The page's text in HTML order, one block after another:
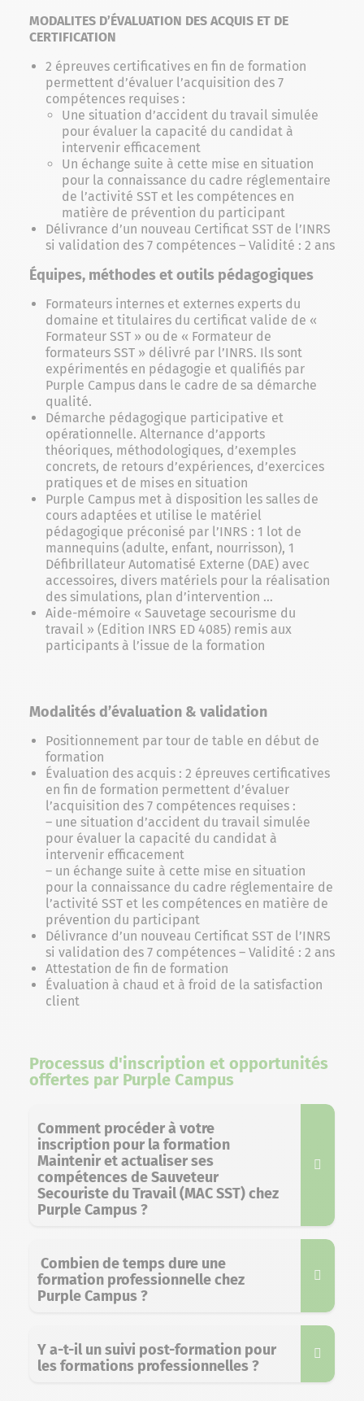
MODALITES D’ÉVALUATION DES ACQUIS ET DE
CERTIFICATION
2 épreuves certificatives en fin de formation
permettent d’évaluer l’acquisition des 7
compétences requises :
Une situation d’accident du travail simulée
pour évaluer la capacité du candidat à
intervenir efficacement
Un échange suite à cette mise en situation
pour la connaissance du cadre réglementaire
de l’activité SST et les compétences en
matière de prévention du participant
Délivrance d’un nouveau Certificat SST de l’INRS
si validation des 7 compétences – Validité : 2 ans
Équipes, méthodes et outils pédagogiques
Formateurs internes et externes experts du
domaine et titulaires du certificat valide de «
Formateur SST » ou de « Formateur de
formateurs SST » délivré par l’INRS. Ils sont
expérimentés en pédagogie et qualifiés par
Purple Campus dans le cadre de sa démarche
qualité.
Démarche pédagogique participative et
opérationnelle. Alternance d’apports
théoriques, méthodologiques, d’exemples
concrets, de retours d’expériences, d’exercices
pratiques et de mises en situation
Purple Campus met à disposition les salles de
cours adaptées et utilise le matériel
pédagogique préconisé par l’INRS : 1 lot de
mannequins (adulte, enfant, nourrisson), 1
Défibrillateur Automatisé Externe (DAE) avec
accessoires, divers matériels pour la réalisation
des simulations, plan d’intervention …
Aide-mémoire « Sauvetage secourisme du
travail » (Edition INRS ED 4085) remis aux
participants à l’issue de la formation
Modalités d’évaluation & validation
Positionnement par tour de table en début de
formation
Évaluation des acquis : 2 épreuves certificatives
en fin de formation permettent d’évaluer
l’acquisition des 7 compétences requises :
– une situation d’accident du travail simulée
pour évaluer la capacité du candidat à
intervenir efficacement
– un échange suite à cette mise en situation
pour la connaissance du cadre réglementaire de
l’activité SST et les compétences en matière de
prévention du participant
Délivrance d’un nouveau Certificat SST de l’INRS
si validation des 7 compétences – Validité : 2 ans
Attestation de fin de formation
Évaluation à chaud et à froid de la satisfaction
client
Processus d'inscription et opportunités
offertes par Purple Campus
Comment procéder à votre
inscription pour la formation
Maintenir et actualiser ses
compétences de Sauveteur
Secouriste du Travail (MAC SST) chez
Purple Campus ?
Combien de temps dure une
formation professionnelle chez
Purple Campus ?
Y a-t-il un suivi post-formation pour
les formations professionnelles ?